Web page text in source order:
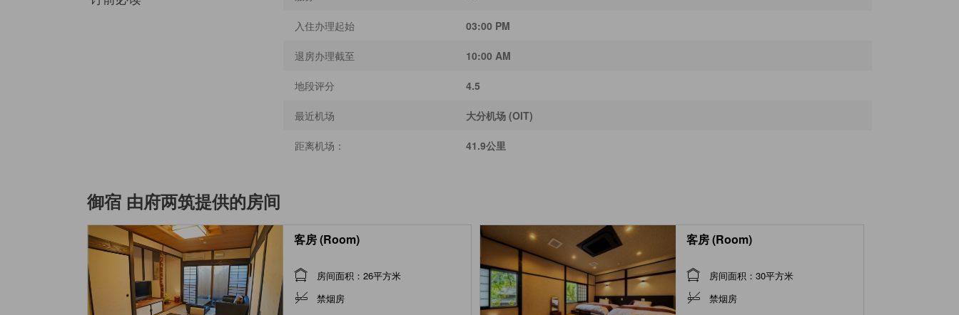
入住办理起始 03:00 PM
退房办理截至 10:00 AM
地段评分 4.5
最近机场 大分机场 (OIT)
距离机场： 41.9公里
御宿 由府两筑提供的房间
客房 (Room)
房间面积：26平方米
禁烟房
客房 (Room)
房间面积：30平方米
禁烟房